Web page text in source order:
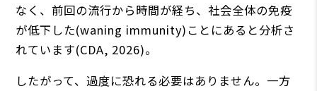
なく、前回の流行から時間が経ち、社会全体の免疫
が低下した(waning immunity)ことにあると分析さ
れています(CDA, 2026)。
したがって、過度に恐れる必要はありません。一方